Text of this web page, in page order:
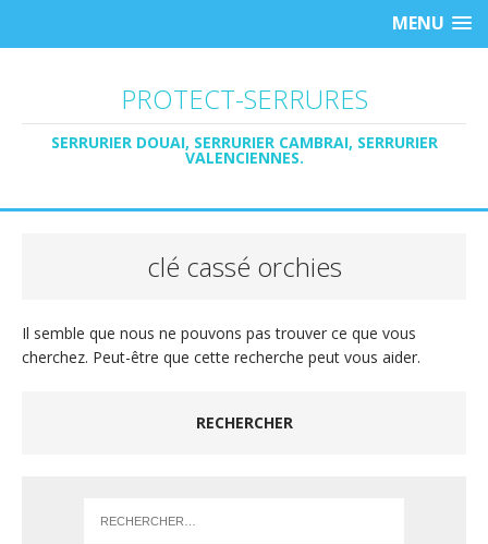
MENU
PROTECT-SERRURES
SERRURIER DOUAI, SERRURIER CAMBRAI, SERRURIER
VALENCIENNES.
clé cassé orchies
Il semble que nous ne pouvons pas trouver ce que vous
cherchez. Peut-être que cette recherche peut vous aider.
RECHERCHER